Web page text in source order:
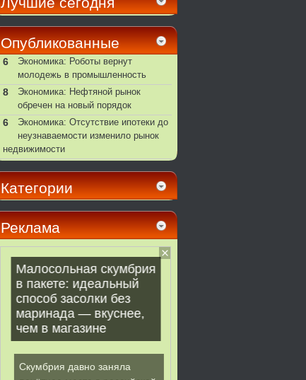
Опубликованные
6
Экономика: Роботы вернут
молодежь в промышленность
8
Экономика: Нефтяной рынок
обречен на новый порядок
6
Экономика: Отсутствие ипотеки до
неузнаваемости изменило рынок
недвижимости
Категории
Реклама